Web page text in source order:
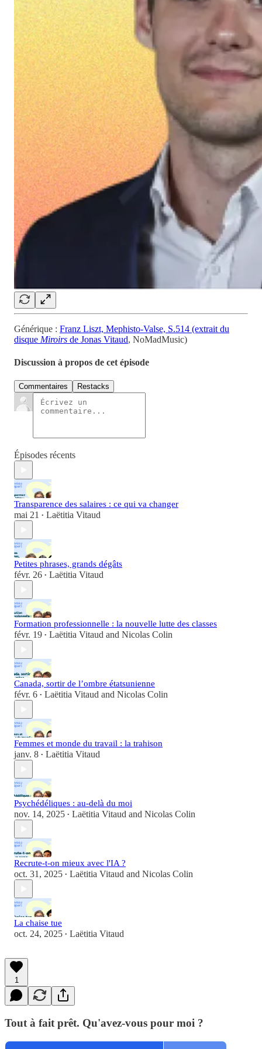
Générique : Franz Liszt, Mephisto-Valse, S.514 (extrait du
disque Miroirs de Jonas Vitaud, NoMadMusic)
Discussion à propos de cet épisode
Commentaires Restacks
Épisodes récents
Transparence des salaires : ce qui va changer
mai 21 • Laëtitia Vitaud
Petites phrases, grands dégâts
févr. 26 • Laëtitia Vitaud
Formation professionnelle : la nouvelle lutte des classes
févr. 19 • Laëtitia Vitaud and Nicolas Colin
Canada, sortir de l’ombre étatsunienne
févr. 6 • Laëtitia Vitaud and Nicolas Colin
Femmes et monde du travail : la trahison
janv. 8 • Laëtitia Vitaud
Psychédéliques : au-delà du moi
nov. 14, 2025 • Laëtitia Vitaud and Nicolas Colin
Recrute-t-on mieux avec l'IA ?
oct. 31, 2025 • Laëtitia Vitaud and Nicolas Colin
La chaise tue
oct. 24, 2025 • Laëtitia Vitaud
1
Tout à fait prêt. Qu'avez-vous pour moi ?